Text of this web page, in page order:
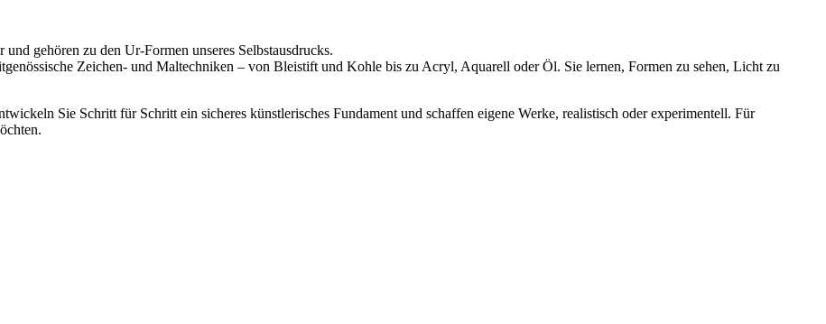
gehören zu den Ur-Formen unseres Selbstausdrucks.
Zeichen- und Maltechniken – von Bleistift und Kohle bis zu Acryl, Aquarell oder Öl. Sie lernen, Formen zu sehen, Licht zu
Sie Schritt für Schritt ein sicheres künstlerisches Fundament und schaffen eigene Werke, realistisch oder experimentell. Für